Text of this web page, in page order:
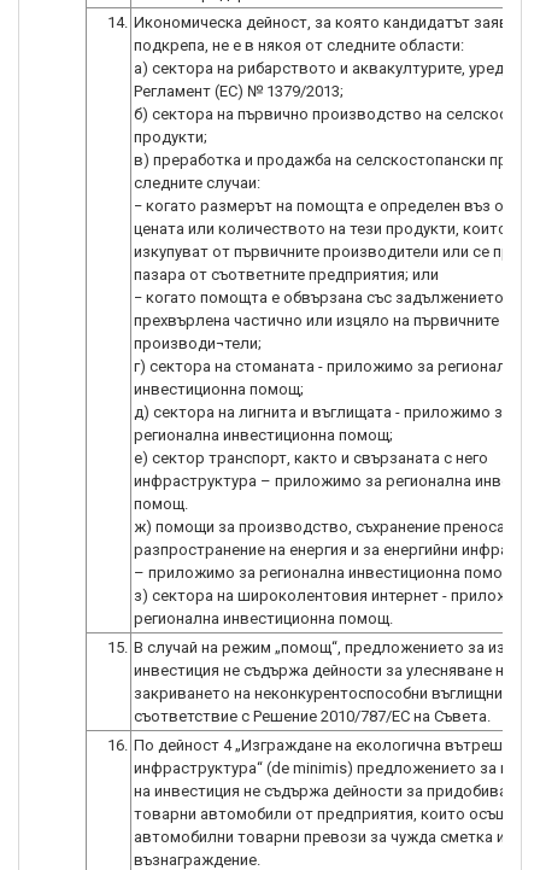
14. Икономическа дейност, за която кандидатът заявява
подкрепа, не е в някоя от следните области:
а) сектора на рибарството и аквакултурите, уредени с
Регламент (ЕС) № 1379/2013;
б) сектора на първично производство на
продукти;
в) преработка и продажба на селскостопански
следните случаи:
− когато размерът на помощта е определен въз
цената или количеството на тези продукти, които се
изкупуват от първичните производители или се
пазара от съответните предприятия; или
− когато помощта е обвързана със задължението да
прехвърлена частично или изцяло на първичните
производи¬тели;
г) сектора на стоманата - приложимо за регионална
инвестиционна помощ;
д) сектора на лигнита и въглищата - приложимо за
регионална инвестиционна помощ;
е) сектор транспорт, както и свързаната с него
инфраструктура – приложимо за регионална
помощ.
ж) помощи за производство, съхранение преноса и
разпространение на енергия и за енергийни
– приложимо за регионална инвестиционна помощ.
з) сектора на широколентовия интернет - приложимо
15. В случай на режим „помощ“, предложението за
инвестиция не съдържа дейности за улесняване на
закриването на неконкурентоспособни въглищни
съответствие с Решение 2010/787/ЕС на Съвета.
16. По дейност 4 „Изграждане на екологична вътрешна
инфраструктура“ (de minimis) предложението за
на инвестиция не съдържа дейности за
товарни автомобили от предприятия, които
автомобилни товарни превози за чужда сметка или
възнаграждение.